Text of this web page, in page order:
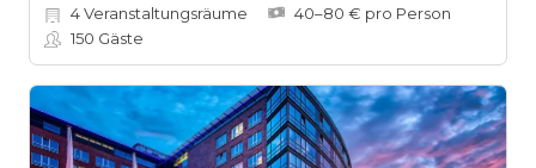
4Veranstaltungsräume
40–80 € pro Person
150 Gäste